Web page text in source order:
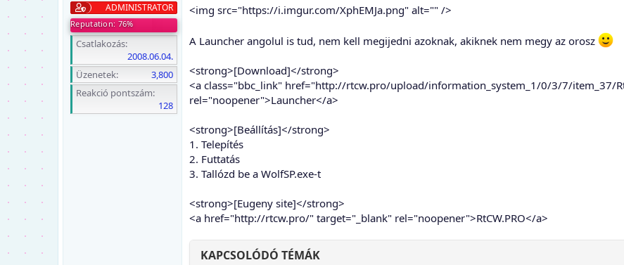
ADMINISTRATOR
Reputation: 76%
Csatlakozás
2008.06.04.
Üzenetek
3,800
Reakció pontszám
128
<img src="https://i.imgur.com/XphEMJa.png" alt="" />
A Launcher angolul is tud, nem kell megijedni azoknak, akiknek nem megy az orosz
<strong>[Download]</strong>
<a class="bbc_link" href="http://rtcw.pro/upload/information_system_1/0/3/7/item_37/
rel="noopener">Launcher</a>
<strong>[Beállítás]</strong>
1. Telepítés
2. Futtatás
3. Tallózd be a WolfSP.exe-t
<strong>[Eugeny site]</strong>
<a href="http://rtcw.pro/" target="_blank" rel="noopener">RtCW.PRO</a>
KAPCSOLÓDÓ TÉMÁK